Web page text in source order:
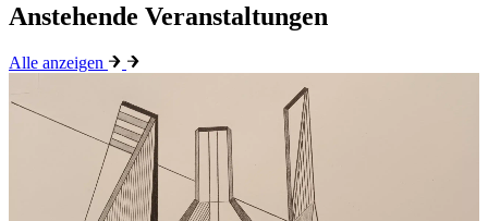
Anstehende Veranstaltungen
Alle anzeigen